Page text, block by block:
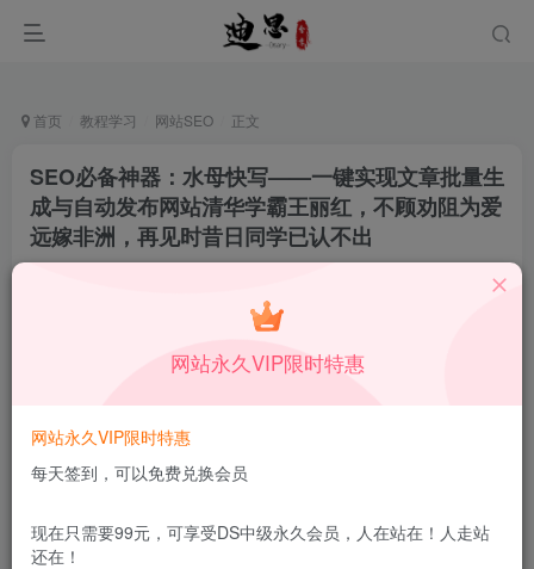
首页 教程学习 网站SEO 正文
SEO必备神器：水母快写——一键实现文章批量生
成与自动发布网站清华学霸王丽红，不顾劝阻为爱
远嫁非洲，再见时昔日同学已认不出
私信
本站所有内容来自互联网收集，仅供学习和交流，请勿用于商业
网站永久VIP限时特惠
网站永久VIP限时特惠
每天签到，可以免费兑换会员
现在只需要99元，可享受DS中级永久会员，人在站在！人走站
还在！